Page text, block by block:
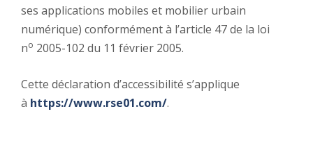
ses applications mobiles et mobilier urbain
numérique) conformément à l’article 47 de la loi
no 2005-102 du 11 février 2005.
Cette déclaration d’accessibilité s’applique
à https://www.rse01.com/.